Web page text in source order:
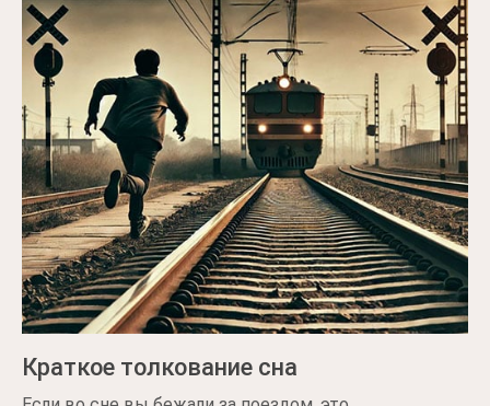
Краткое толкование сна